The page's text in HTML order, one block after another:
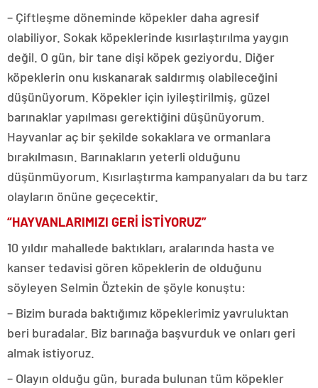
– Çiftleşme döneminde köpekler daha agresif
olabiliyor. Sokak köpeklerinde kısırlaştırılma yaygın
değil. O gün, bir tane dişi köpek geziyordu. Diğer
köpeklerin onu kıskanarak saldırmış olabileceğini
düşünüyorum. Köpekler için iyileştirilmiş, güzel
barınaklar yapılması gerektiğini düşünüyorum.
Hayvanlar aç bir şekilde sokaklara ve ormanlara
bırakılmasın. Barınakların yeterli olduğunu
düşünmüyorum. Kısırlaştırma kampanyaları da bu tarz
olayların önüne geçecektir.
“HAYVANLARIMIZI GERİ İSTİYORUZ”
10 yıldır mahallede baktıkları, aralarında hasta ve
kanser tedavisi gören köpeklerin de olduğunu
söyleyen Selmin Öztekin de şöyle konuştu:
– Bizim burada baktığımız köpeklerimiz yavruluktan
beri buradalar. Biz barınağa başvurduk ve onları geri
almak istiyoruz.
– Olayın olduğu gün, burada bulunan tüm köpekler